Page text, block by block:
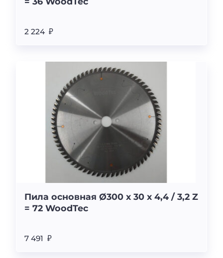
2 224 ₽
Пила основная Ø300 х 30 х 4,4 / 3,2 Z
= 72 WoodTec
7 491 ₽